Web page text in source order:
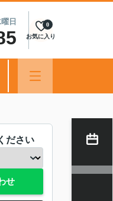
日
お気に入り
0
ださい
せ